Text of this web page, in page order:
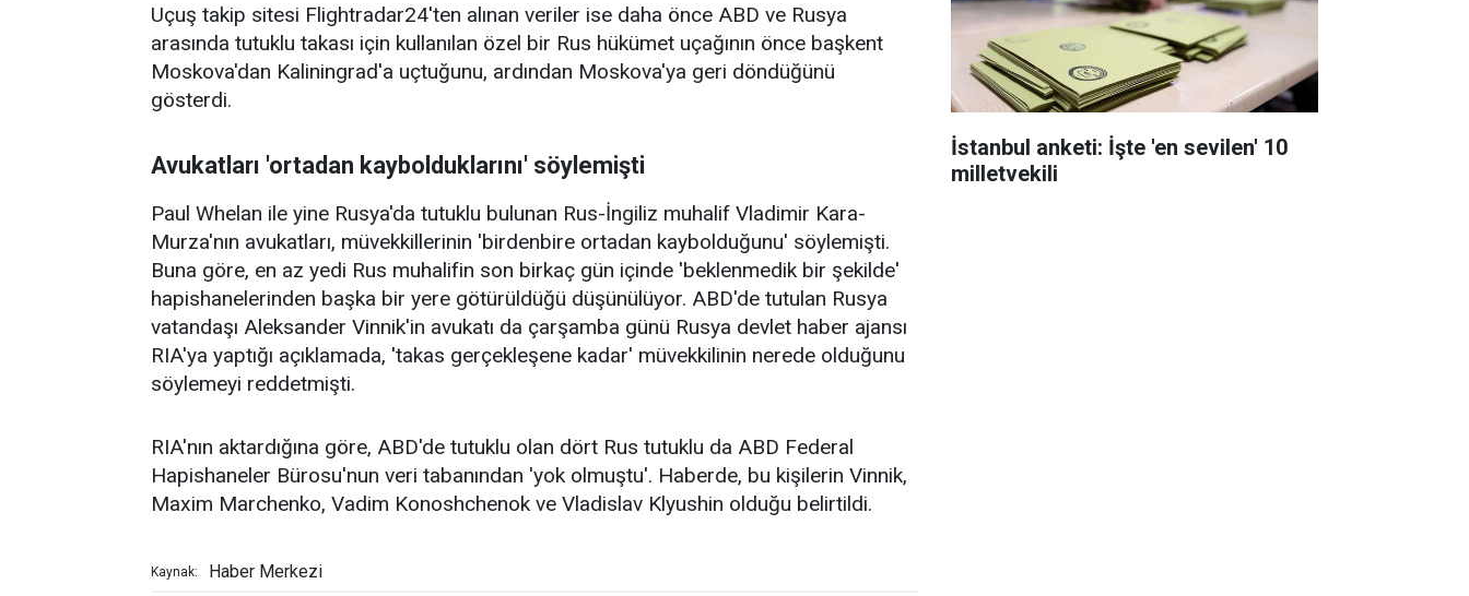
Uçuş takip sitesi Flightradar24'ten alınan veriler ise daha önce ABD ve Rusya
arasında tutuklu takası için kullanılan özel bir Rus hükümet uçağının önce başkent
Moskova'dan Kaliningrad'a uçtuğunu, ardından Moskova'ya geri döndüğünü
gösterdi.
Avukatları 'ortadan kaybolduklarını' söylemişti
Paul Whelan ile yine Rusya'da tutuklu bulunan Rus-İngiliz muhalif Vladimir Kara-
Murza'nın avukatları, müvekkillerinin 'birdenbire ortadan kaybolduğunu' söylemişti.
Buna göre, en az yedi Rus muhalifin son birkaç gün içinde 'beklenmedik bir şekilde'
hapishanelerinden başka bir yere götürüldüğü düşünülüyor. ABD'de tutulan Rusya
vatandaşı Aleksander Vinnik'in avukatı da çarşamba günü Rusya devlet haber ajansı
RIA'ya yaptığı açıklamada, 'takas gerçekleşene kadar' müvekkilinin nerede olduğunu
söylemeyi reddetmişti.
RIA'nın aktardığına göre, ABD'de tutuklu olan dört Rus tutuklu da ABD Federal
Hapishaneler Bürosu'nun veri tabanından 'yok olmuştu'. Haberde, bu kişilerin Vinnik,
Maxim Marchenko, Vadim Konoshchenok ve Vladislav Klyushin olduğu belirtildi.
Kaynak: Haber Merkezi
İstanbul anketi: İşte 'en sevilen' 10
milletvekili